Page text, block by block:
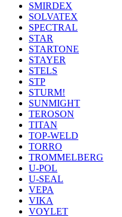
SMIRDEX
SOLVATEX
SPECTRAL
STAR
STARTONE
STAYER
STELS
STP
STURM!
SUNMIGHT
TEROSON
TITAN
TOP-WELD
TORRO
TROMMELBERG
U-POL
U-SEAL
VEPA
VIKA
VOYLET